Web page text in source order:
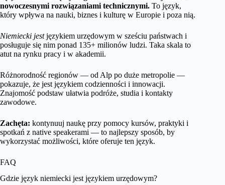
nowoczesnymi rozwiązaniami technicznymi. To język,
który wpływa na nauki, biznes i kulturę w Europie i poza nią.
Niemiecki jestjęzykiem urzędowym w sześciu państwach i
posługuje się nim ponad 135+ milionów ludzi. Taka skala to
atut na rynku pracy i w akademii.
Różnorodność regionów — od Alp po duże metropolie —
pokazuje, że jest językiem codzienności i innowacji.
Znajomość podstaw ułatwia podróże, studia i kontakty
zawodowe.
Zachęta: kontynuuj naukę przy pomocy kursów, praktyki i
spotkań z native speakerami — to najlepszy sposób, by
wykorzystać możliwości, które oferuje ten język.
FAQ
Gdzie język niemiecki jest językiem urzędowym?